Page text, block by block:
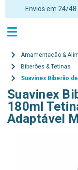
Portes grátis para
Amamentação &
Biberões & Tetinas
Suavinex Biberão de Silicone 180ml Tetina
Suavinex
180ml
Adaptável